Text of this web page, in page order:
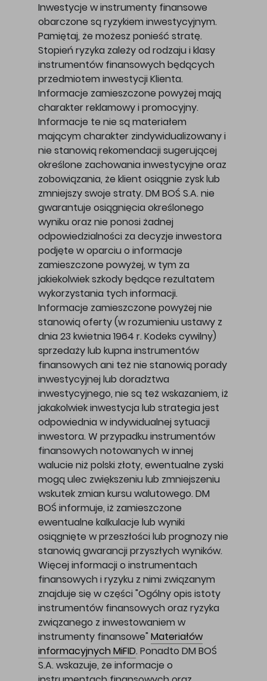
Inwestycje w instrumenty finansowe
obarczone są ryzykiem inwestycyjnym.
Pamiętaj, że możesz ponieść stratę.
Stopień ryzyka zależy od rodzaju i klasy
instrumentów finansowych będących
przedmiotem inwestycji Klienta.
Informacje zamieszczone powyżej mają
charakter reklamowy i promocyjny.
Informacje te nie są materiałem
mającym charakter zindywidualizowany i
nie stanowią rekomendacji sugerującej
określone zachowania inwestycyjne oraz
zobowiązania, że klient osiągnie zysk lub
zmniejszy swoje straty. DM BOŚ S.A. nie
gwarantuje osiągnięcia określonego
wyniku oraz nie ponosi żadnej
odpowiedzialności za decyzje inwestora
podjęte w oparciu o informacje
zamieszczone powyżej, w tym za
jakiekolwiek szkody będące rezultatem
wykorzystania tych informacji.
Informacje zamieszczone powyżej nie
stanowią oferty (w rozumieniu ustawy z
dnia 23 kwietnia 1964 r. Kodeks cywilny)
sprzedaży lub kupna instrumentów
finansowych ani też nie stanowią porady
inwestycyjnej lub doradztwa
inwestycyjnego, nie są też wskazaniem, iż
jakakolwiek inwestycja lub strategia jest
odpowiednia w indywidualnej sytuacji
inwestora. W przypadku instrumentów
finansowych notowanych w innej
walucie niż polski złoty, ewentualne zyski
mogą ulec zwiększeniu lub zmniejszeniu
wskutek zmian kursu walutowego. DM
BOŚ informuje, iż zamieszczone
ewentualne kalkulacje lub wyniki
osiągnięte w przeszłości lub prognozy nie
stanowią gwarancji przyszłych wyników.
Więcej informacji o instrumentach
finansowych i ryzyku z nimi związanym
znajduje się w części "Ogólny opis istoty
instrumentów finansowych oraz ryzyka
związanego z inwestowaniem w
instrumenty finansowe" Materiałów
informacyjnych MiFID. Ponadto DM BOŚ
S.A. wskazuje, że informacje o